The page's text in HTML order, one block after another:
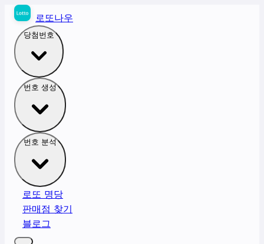
로또나우
당첨번호
번호 생성
번호 분석
로또 명당
판매점 찾기
블로그